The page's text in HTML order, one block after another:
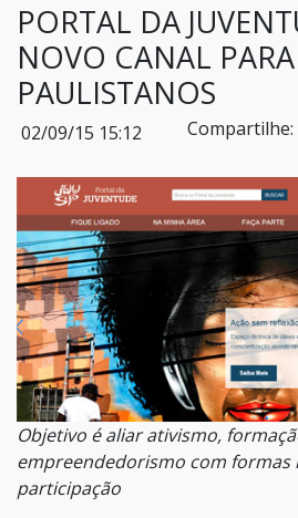
PORTAL DA
NOVO CANAL PARA
PAULISTANOS
02/09/15 15:12 Compartilhe:
Objetivo é aliar ativismo,
empreendedorismo com formas
participação